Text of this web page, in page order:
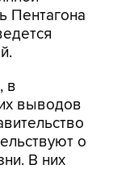
Пентагона
в
выводов
о
В них